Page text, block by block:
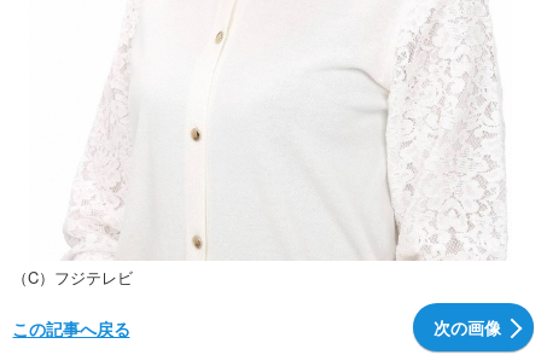
（C）フジテレビ
次の画像
この記事へ戻る